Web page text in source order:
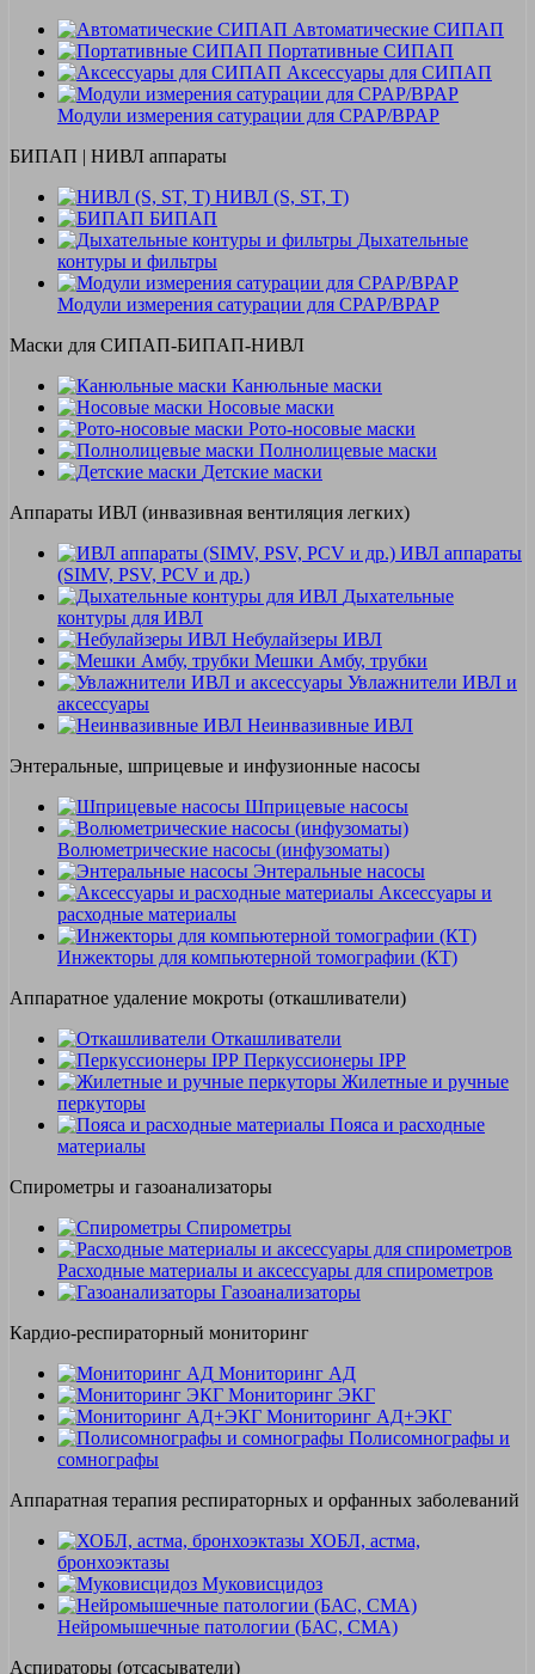
Автоматические СИПАП
Портативные СИПАП
Аксессуары для СИПАП
Модули измерения сатурации для CPAP/BPAP
БИПАП | НИВЛ аппараты
НИВЛ (S, ST, T)
БИПАП
Дыхательные
контуры и фильтры
Модули измерения сатурации для CPAP/BPAP
Маски для СИПАП-БИПАП-НИВЛ
Канюльные маски
Носовые маски
Рото-носовые маски
Полнолицевые маски
Детские маски
Аппараты ИВЛ (инвазивная вентиляция легких)
ИВЛ аппараты
(SIMV, PSV, PCV и др.)
Дыхательные
контуры для ИВЛ
Небулайзеры ИВЛ
Мешки Амбу, трубки
Увлажнители ИВЛ и
аксессуары
Неинвазивные ИВЛ
Энтеральные, шприцевые и инфузионные насосы
Шприцевые насосы
Волюметрические насосы (инфузоматы)
Энтеральные насосы
Аксессуары и
расходные материалы
Инжекторы для компьютерной томографии (КТ)
Аппаратное удаление мокроты (откашливатели)
Откашливатели
Перкуссионеры IPP
Жилетные и ручные
перкуторы
Пояса и расходные
материалы
Спирометры и газоанализаторы
Спирометры
Расходные материалы и аксессуары для спирометров
Газоанализаторы
Кардио-респираторный мониторинг
Мониторинг АД
Мониторинг ЭКГ
Мониторинг АД+ЭКГ
Полисомнографы и
сомнографы
Аппаратная терапия респираторных и орфанных заболеваний
ХОБЛ, астма,
бронхоэктазы
Муковисцидоз
Нейромышечные патологии (БАС, СМА)
Аспираторы (отсасыватели)